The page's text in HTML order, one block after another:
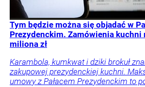
Tym będzie można się objadać w
Prezydenckim. Zamówienia kuchni
miliona zł
Karambola, kumkwat i dziki brokuł
zakupowej prezydenckiej kuchni.
umowy z Pałacem Prezydenckim to